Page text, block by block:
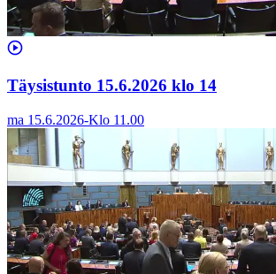
Täysistunto 15.6.2026 klo 14
ma 15.6.2026-Klo 11.00